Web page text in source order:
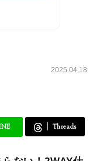
2025.04.18
Threads